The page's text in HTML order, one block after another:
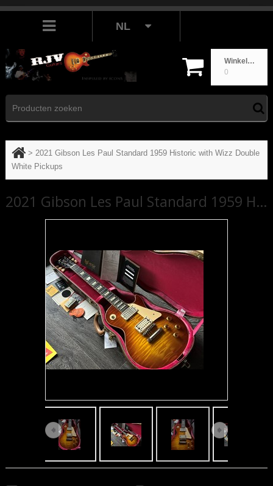
Winkelwagen
0
NL
> 2021 Gibson Les Paul Standard 1959 Historic with Wizz Double
White Pickups
2021 Gibson Les Paul Standard 1959 Historic with Wizz Double White Pickups